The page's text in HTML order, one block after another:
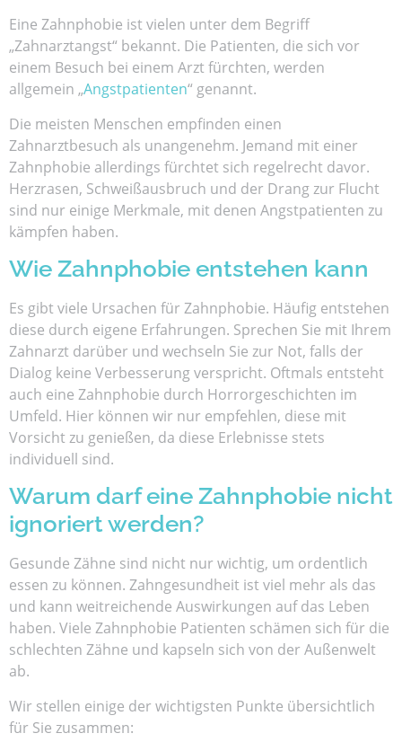
Eine Zahnphobie ist vielen unter dem Begriff
„Zahnarztangst“ bekannt. Die Patienten, die sich vor
einem Besuch bei einem Arzt fürchten, werden
allgemein „Angstpatienten“ genannt.
Die meisten Menschen empfinden einen
Zahnarztbesuch als unangenehm. Jemand mit einer
Zahnphobie allerdings fürchtet sich regelrecht davor.
Herzrasen, Schweißausbruch und der Drang zur Flucht
sind nur einige Merkmale, mit denen Angstpatienten zu
kämpfen haben.
Wie Zahnphobie entstehen kann
Es gibt viele Ursachen für Zahnphobie. Häufig entstehen
diese durch eigene Erfahrungen. Sprechen Sie mit Ihrem
Zahnarzt darüber und wechseln Sie zur Not, falls der
Dialog keine Verbesserung verspricht. Oftmals entsteht
auch eine Zahnphobie durch Horrorgeschichten im
Umfeld. Hier können wir nur empfehlen, diese mit
Vorsicht zu genießen, da diese Erlebnisse stets
individuell sind.
Warum darf eine Zahnphobie nicht
ignoriert werden?
Gesunde Zähne sind nicht nur wichtig, um ordentlich
essen zu können. Zahngesundheit ist viel mehr als das
und kann weitreichende Auswirkungen auf das Leben
haben. Viele Zahnphobie Patienten schämen sich für die
schlechten Zähne und kapseln sich von der Außenwelt
ab.
Wir stellen einige der wichtigsten Punkte übersichtlich
für Sie zusammen: